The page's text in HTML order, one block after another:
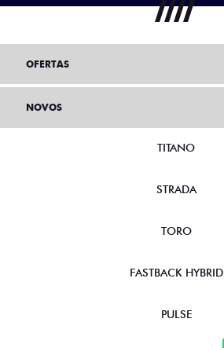
OFERTAS
NOVOS
TITANO
STRADA
TORO
FASTBACK HYBRID
PULSE